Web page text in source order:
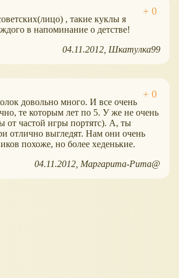
, такие куклы я
в напоминание о детстве!
04.11.2012 Шкатулка99
довольно много. И все очень
те которым лет по 5. У же не очень
от частой игры портятс). А, ты
отлично выгледят. Нам они очень
похоже, но более хеденькие.
04.11.2012 Маргарита-Рита@